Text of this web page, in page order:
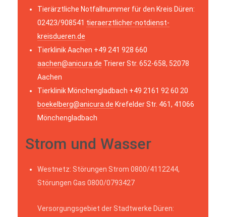
Tierärztliche Notfallnummer für den Kreis Düren:
02423/908541 tieraerztlicher-notdienst-
kreisdueren.de
Tierklinik Aachen +49 241 928 660
aachen@anicura.de Trierer Str. 652-658, 52078
Aachen
Tierklinik Mönchengladbach +49 2161 92 60 20
boekelberg@anicura.de Krefelder Str. 461, 41066
Mönchengladbach
Strom und Wasser
Westnetz: Störungen Strom 0800/4112244,
Störungen Gas 0800/0793427
Versorgungsgebiet der Stadtwerke Düren: